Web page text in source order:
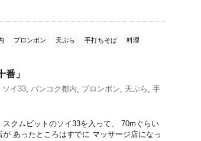
プロンポン 天ぷら 手打ちそば 料理
」
ソイ33, バンコク都内, プロンポン, 天ぷら , 手
クムビットのソイ33を入って、 70mぐらい
あったところはすでに マッサージ店になっ